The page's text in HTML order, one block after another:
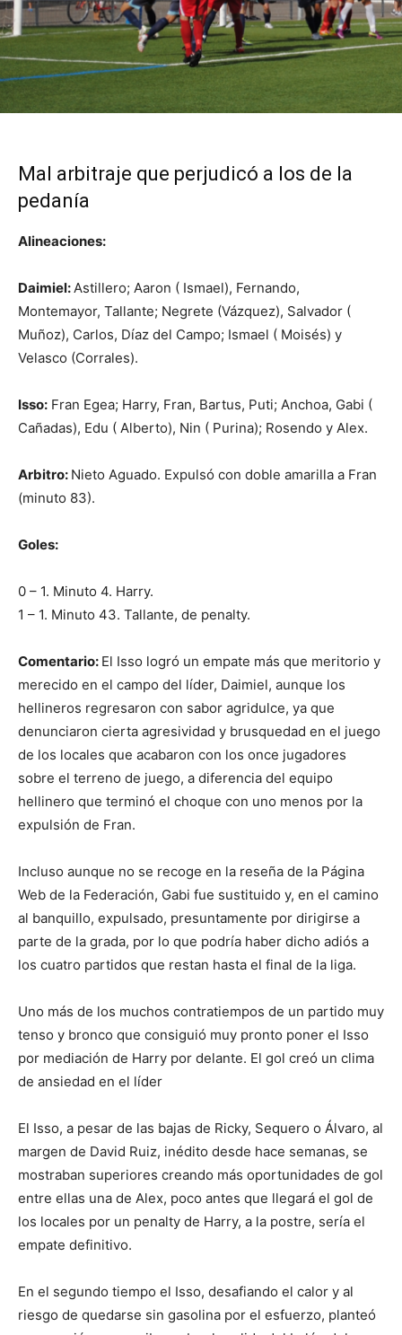
Mal arbitraje que perjudicó a los de la
pedanía
Alineaciones:
Daimiel:Astillero; Aaron ( Ismael), Fernando,
Montemayor, Tallante; Negrete (Vázquez), Salvador (
Muñoz), Carlos, Díaz del Campo; Ismael ( Moisés) y
Velasco (Corrales).
Isso: Fran Egea; Harry, Fran, Bartus, Puti; Anchoa, Gabi (
Cañadas), Edu ( Alberto), Nin ( Purina); Rosendo y Alex.
Arbitro: Nieto Aguado. Expulsó con doble amarilla a Fran
(minuto 83).
Goles:
0 – 1. Minuto 4. Harry.
1 – 1. Minuto 43. Tallante, de penalty.
Comentario: El Isso logró un empate más que meritorio y
merecido en el campo del líder, Daimiel, aunque los
hellineros regresaron con sabor agridulce, ya que
denunciaron cierta agresividad y brusquedad en el juego
de los locales que acabaron con los once jugadores
sobre el terreno de juego, a diferencia del equipo
hellinero que terminó el choque con uno menos por la
expulsión de Fran.
Incluso aunque no se recoge en la reseña de la Página
Web de la Federación, Gabi fue sustituido y, en el camino
al banquillo, expulsado, presuntamente por dirigirse a
parte de la grada, por lo que podría haber dicho adiós a
los cuatro partidos que restan hasta el final de la liga.
Uno más de los muchos contratiempos de un partido muy
tenso y bronco que consiguió muy pronto poner el Isso
por mediación de Harry por delante. El gol creó un clima
de ansiedad en el líder
El Isso, a pesar de las bajas de Ricky, Sequero o Álvaro, al
margen de David Ruiz, inédito desde hace semanas, se
mostraban superiores creando más oportunidades de gol
entre ellas una de Alex, poco antes que llegará el gol de
los locales por un penalty de Harry, a la postre, sería el
empate definitivo.
En el segundo tiempo el Isso, desafiando el calor y al
riesgo de quedarse sin gasolina por el esfuerzo, planteó